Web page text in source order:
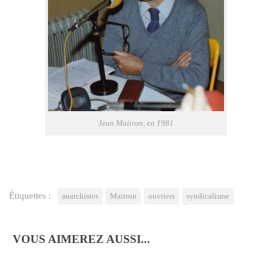
Jean Mai­tron, en 1981
Étiquettes : anarchistes Maitron ouvriers syndicalisme
VOUS AIMEREZ AUSSI...